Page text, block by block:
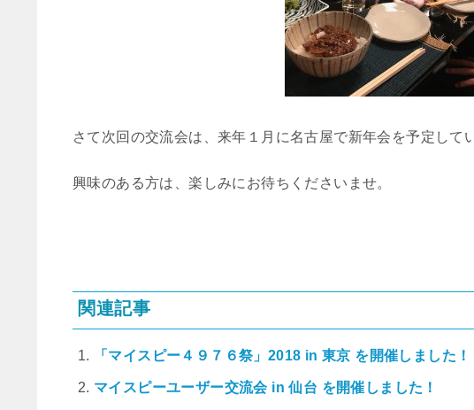
さて次回の交流会は、来年１月に名古屋で新年会を予定して
興味のある方は、楽しみにお待ちくださいませ。
関連記事
「マイスピー４９７６祭」2018 in 東京 を開催しました！
マイスピーユーザー交流会 in 仙台 を開催しました！